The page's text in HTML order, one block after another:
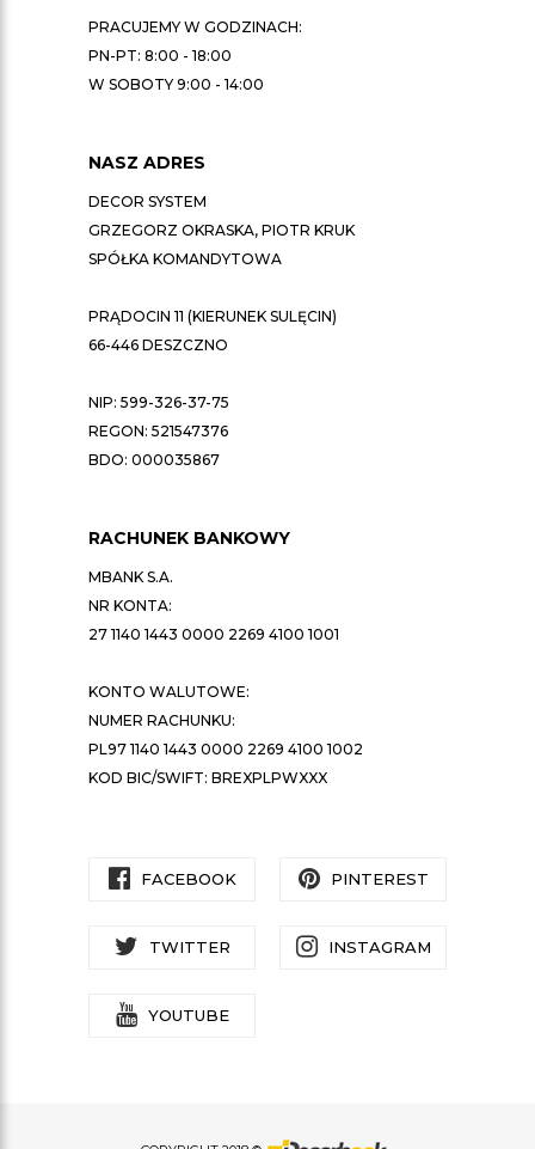
PRACUJEMY W GODZINACH:
PN-PT: 8:00 - 18:00
W SOBOTY 9:00 - 14:00
NASZ ADRES
DECOR SYSTEM
GRZEGORZ OKRASKA, PIOTR KRUK
SPÓŁKA KOMANDYTOWA
PRĄDOCIN 11 (KIERUNEK SULĘCIN)
66-446 DESZCZNO
NIP: 599-326-37-75
REGON: 521547376
BDO: 000035867
RACHUNEK BANKOWY
MBANK S.A.
NR KONTA:
27 1140 1443 0000 2269 4100 1001
KONTO WALUTOWE:
NUMER RACHUNKU:
PL97 1140 1443 0000 2269 4100 1002
KOD BIC/SWIFT: BREXPLPWXXX
FACEBOOK PINTEREST
TWITTER INSTAGRAM
YOUTUBE